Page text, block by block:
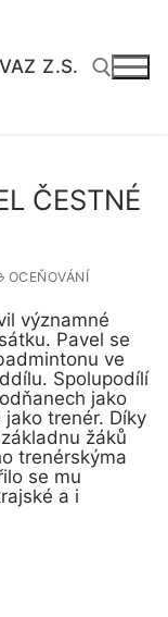
Z.S.
ČESTNÉ
OCEŇOVÁNÍ
významné
Pavel se
ve
Spolupodílí
jako
trenér. Díky
žáků
trenérskýma
se mu
a i